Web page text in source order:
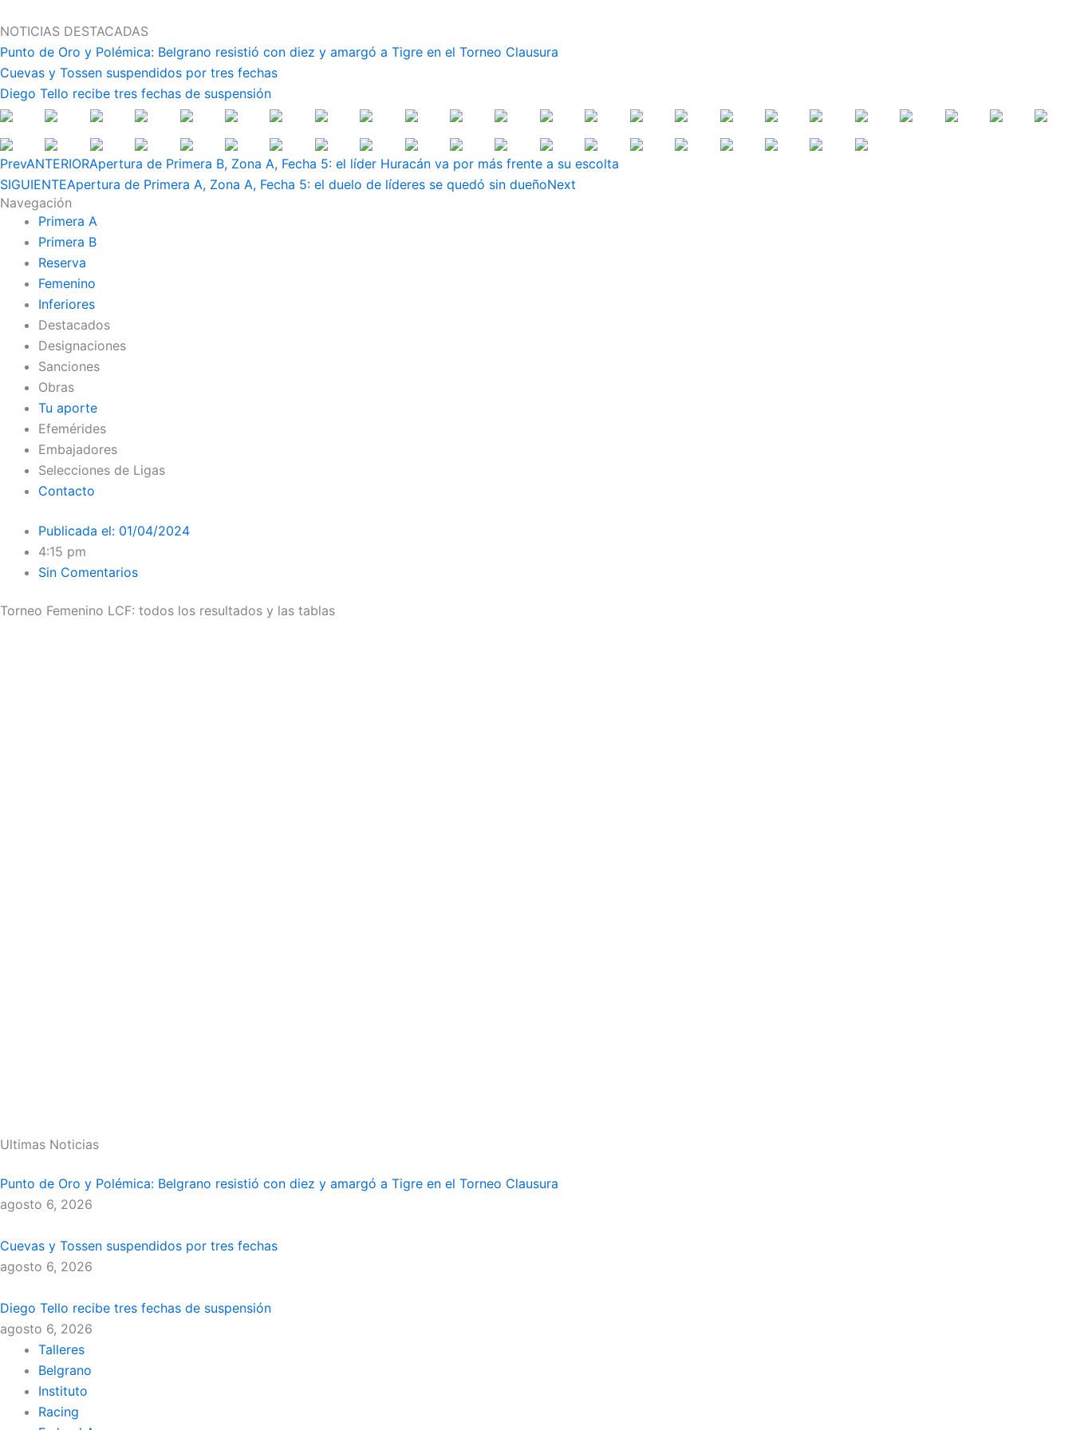
al
contenido
NOTICIAS DESTACADAS
Punto de Oro y Polémica: Belgrano resistió con diez y amargó a Tigre en el Torneo Clausura
Cuevas y Tossen suspendidos por tres fechas
Diego Tello recibe tres fechas de suspensión
PrevANTERIORApertura de Primera B, Zona A, Fecha 5: el líder Huracán va por más frente a su escolta
SIGUIENTEApertura de Primera A, Zona A, Fecha 5: el duelo de líderes se quedó sin dueñoNext
Navegación
Primera A
Primera B
Reserva
Femenino
Inferiores
Destacados
Designaciones
Sanciones
Obras
Tu aporte
Efemérides
Embajadores
Selecciones de Ligas
Contacto
Publicada el: 01/04/2024
4:15 pm
Sin Comentarios
Torneo Femenino LCF: todos los resultados y las tablas
Ultimas Noticias
Punto de Oro y Polémica: Belgrano resistió con diez y amargó a Tigre en el Torneo Clausura
agosto 6, 2026
Cuevas y Tossen suspendidos por tres fechas
agosto 6, 2026
Diego Tello recibe tres fechas de suspensión
agosto 6, 2026
Talleres
Belgrano
Instituto
Racing